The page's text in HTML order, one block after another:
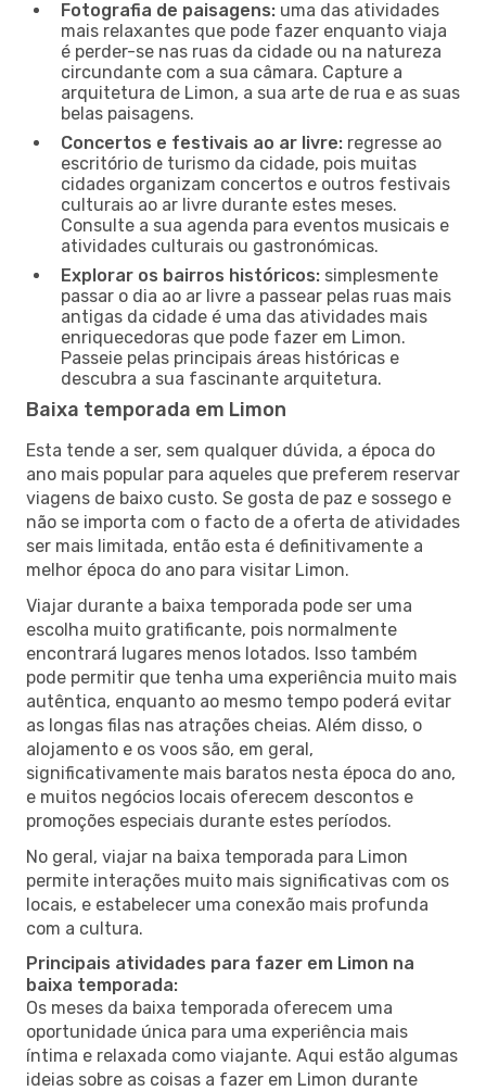
Fotografia de paisagens: uma das atividades
mais relaxantes que pode fazer enquanto viaja
é perder-se nas ruas da cidade ou na natureza
circundante com a sua câmara. Capture a
arquitetura de Limon, a sua arte de rua e as suas
belas paisagens.
Concertos e festivais ao ar livre: regresse ao
escritório de turismo da cidade, pois muitas
cidades organizam concertos e outros festivais
culturais ao ar livre durante estes meses.
Consulte a sua agenda para eventos musicais e
atividades culturais ou gastronómicas.
Explorar os bairros históricos: simplesmente
passar o dia ao ar livre a passear pelas ruas mais
antigas da cidade é uma das atividades mais
enriquecedoras que pode fazer em Limon.
Passeie pelas principais áreas históricas e
descubra a sua fascinante arquitetura.
Baixa temporada em Limon
Esta tende a ser, sem qualquer dúvida, a época do
ano mais popular para aqueles que preferem reservar
viagens de baixo custo. Se gosta de paz e sossego e
não se importa com o facto de a oferta de atividades
ser mais limitada, então esta é definitivamente a
melhor época do ano para visitar Limon.
Viajar durante a baixa temporada pode ser uma
escolha muito gratificante, pois normalmente
encontrará lugares menos lotados. Isso também
pode permitir que tenha uma experiência muito mais
autêntica, enquanto ao mesmo tempo poderá evitar
as longas filas nas atrações cheias. Além disso, o
alojamento e os voos são, em geral,
significativamente mais baratos nesta época do ano,
e muitos negócios locais oferecem descontos e
promoções especiais durante estes períodos.
No geral, viajar na baixa temporada para Limon
permite interações muito mais significativas com os
locais, e estabelecer uma conexão mais profunda
com a cultura.
Principais atividades para fazer em Limon na
baixa temporada:
Os meses da baixa temporada oferecem uma
oportunidade única para uma experiência mais
íntima e relaxada como viajante. Aqui estão algumas
ideias sobre as coisas a fazer em Limon durante